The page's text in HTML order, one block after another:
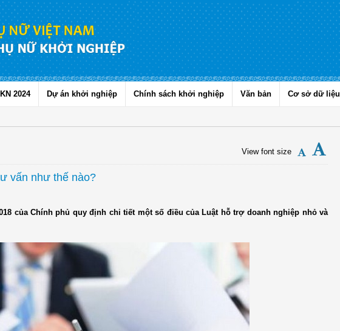
2024 Dự án khởi nghiệp Chính sách khởi nghiệp Văn bản Cơ sở dữ liệu
View font size
vấn như thế nào?
của Chính phủ quy định chi tiết một số điều của Luật hỗ trợ doanh nghiệp nhỏ và